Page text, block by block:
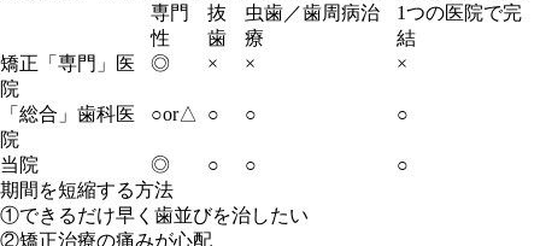
専門
性
抜
歯
虫歯／歯周病治
療
1つの医院で完
結
矯正「 専門 」医
院
◎ × × ×
「 総合 」歯科医
院
○or△ ○ ○ ○
当院 ◎ ○ ○
○
期間を短縮する方法
①できるだけ早く歯並びを治したい
②矯正治療の痛みが心配